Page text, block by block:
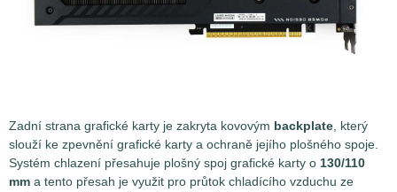
Zadní strana grafické karty je zakryta kovovým backplate , který
slouží ke zpevnění grafické karty a ochraně jejího plošného spoje.
Systém chlazení přesahuje plošný spoj grafické karty o 130/110
mm a tento přesah je využit pro průtok chladícího vzduchu ze